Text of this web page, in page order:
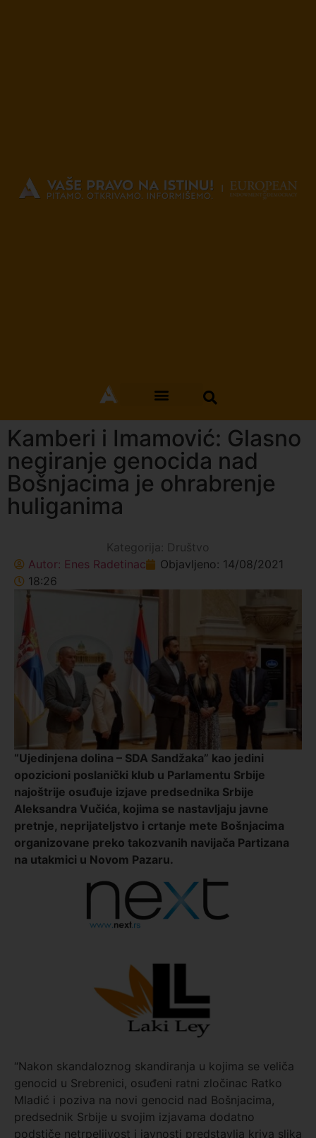
Kamberi i Imamović: Glasno
negiranje genocida nad
Bošnjacima je ohrabrenje
huliganima
Kategorija: Društvo
Autor: Enes Radetinac Objavljeno: 14/08/2021
18:26
“Ujedinjena dolina – SDA Sandžaka” kao jedini
opozicioni poslanički klub u Parlamentu Srbije
najoštrije osuđuje izjave predsednika Srbije
Aleksandra Vučića, kojima se nastavljaju javne
pretnje, neprijateljstvo i crtanje mete Bošnjacima
organizovane preko takozvanih navijača Partizana
na utakmici u Novom Pazaru.
“Nakon skandaloznog skandiranja u kojima se veliča
genocid u Srebrenici, osuđeni ratni zločinac Ratko
Mladić i poziva na novi genocid nad Bošnjacima,
predsednik Srbije u svojim izjavama dodatno
podstiče netrpeljivost i javnosti predstavlja kriva slika